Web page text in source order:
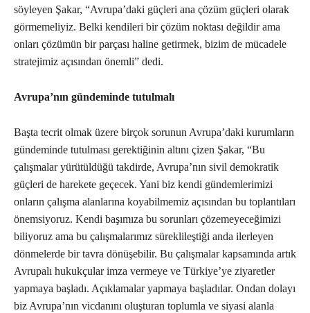
söyleyen Şakar, “Avrupa’daki güçleri ana çözüm güçleri olarak
görmemeliyiz. Belki kendileri bir çözüm noktası değildir ama
onları çözümün bir parçası haline getirmek, bizim de mücadele
stratejimiz açısından önemli” dedi.
Avrupa’nın gündeminde tutulmalı
Başta tecrit olmak üzere birçok sorunun Avrupa’daki kurumların
gündeminde tutulması gerektiğinin altını çizen Şakar, “Bu
çalışmalar yürütüldüğü takdirde, Avrupa’nın sivil demokratik
güçleri de harekete geçecek. Yani biz kendi gündemlerimizi
onların çalışma alanlarına koyabilmemiz açısından bu toplantıları
önemsiyoruz. Kendi başımıza bu sorunları çözemeyeceğimizi
biliyoruz ama bu çalışmalarımız süreklileştiği anda ilerleyen
dönmelerde bir tavra dönüşebilir. Bu çalışmalar kapsamında artık
Avrupalı hukukçular imza vermeye ve Türkiye’ye ziyaretler
yapmaya başladı. Açıklamalar yapmaya başladılar. Ondan dolayı
biz Avrupa’nın vicdanını oluşturan toplumla ve siyasi alanla